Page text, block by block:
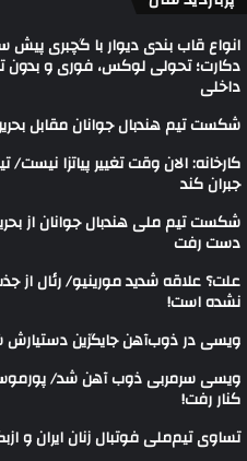
انواع قاب بندی دیوار با گچبری پیش
دکارت؛ تحولی لوکس، فوری و بدون
داخلی
شکست تیم هندبال جوانان مقابل
کارخانه: الان وقت تغییر پیاتزا نیست/
جبران کند
شکست تیم ملی هندبال جوانان از
دست رفت
علت؟ علاقه شدید مورینیو/ رئال از
نشده است!
ویسی در ذوب‌آهن جایگزین
کنار رفت!
تساوی تیم‌ملی فوتبال زنان ایران و